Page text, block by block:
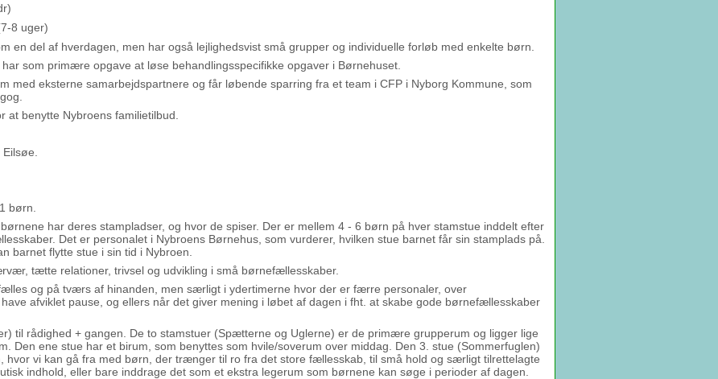
8 uger)
en del af hverdagen, men har også lejlighedsvist små grupper og individuelle forløb med enkelte børn.
som primære opgave at løse behandlingsspecifikke opgaver i Børnehuset.
med eksterne samarbejdspartnere og får løbende sparring fra et team i CFP i Nyborg Kommune, som
at benytte Nybroens familietilbud
børn.
har deres stampladser, og hvor de spiser. Der er mellem 4 - 6 børn på hver stamstue inddelt efter
Det er personalet i Nybroens Børnehus, som vurderer, hvilken stue barnet får sin stamplads på.
barnet flytte stue i sin tid i Nybroen.
tætte relationer, trivsel og udvikling i små børnefællesskaber.
og på tværs af hinanden, men særligt i ydertimerne hvor der er færre personaler, over
afviklet pause, og ellers når det giver mening i løbet af dagen i fht. at skabe gode børnefællesskaber
til rådighed + gangen. De to stamstuer (Spætterne og Uglerne) er de primære grupperum og ligger lige
Den ene stue har et birum, som benyttes som hvile/soverum over middag. Den 3. stue (Sommerfuglen)
hvor vi kan gå fra med børn, der trænger til ro fra det store fællesskab, til små hold og særligt tilrettelagte
indhold, eller bare inddrage det som et ekstra legerum som børnene kan søge i perioder af dagen.